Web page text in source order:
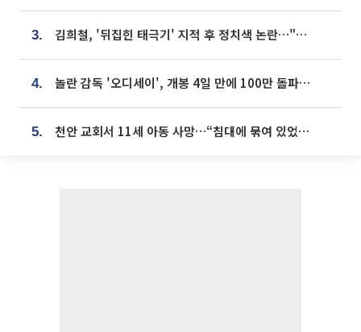
3. 김희철, '뒤집힌 태극기' 지적 후 정치색 논란…"좌우 떠나 우리나라 국기"
4. 놀란 감독 '오디세이', 개봉 4일 만에 100만 돌파⋯'왕사남' 보다 빠르다
5. 천안 교회서 11세 아동 사망…“침대에 묶여 있었다” 진술 확보